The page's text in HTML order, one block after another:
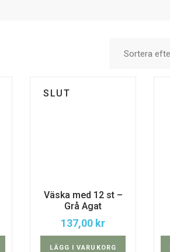
SLUT
Väska med 12 st –
Grå Agat
137,00 kr
LÄGG I VARUKORG